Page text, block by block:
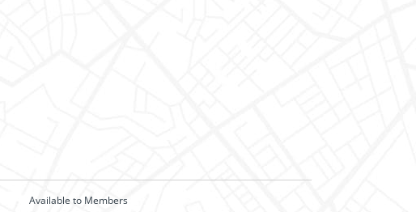
Available to Members